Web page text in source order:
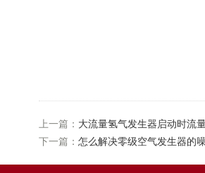
上一篇： 大流量氢气发生器启动时流
下一篇： 怎么解决零级空气发生器的